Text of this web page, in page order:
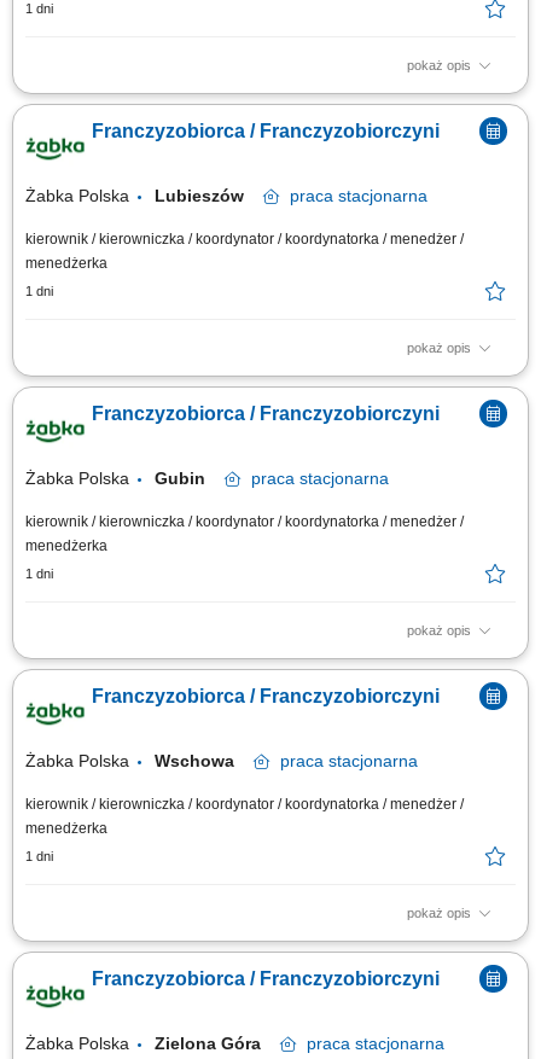
1 dni
pokaż opis
Główne zadania: Prowadzenie własnej działalności gospodarczej w
oparciu o sprawdzony model biznesowy. Dbanie o wysoką jakość obsługi.
Monitorowanie stanów magazynowych i zamówień. Dostosowywanie
asortymentu sklepu do potrzeb lokalnego rynku. Współpraca z centralą w
Franczyzobiorca / Franczyzobiorczyni
Żabka Polska Lubieszów praca stacjonarna
kierownik / kierowniczka / koordynator / koordynatorka / menedżer /
menedżerka
1 dni
pokaż opis
Główne zadania: Prowadzenie własnej działalności gospodarczej w
oparciu o sprawdzony model biznesowy. Dbanie o wysoką jakość obsługi.
Monitorowanie stanów magazynowych i zamówień. Dostosowywanie
asortymentu sklepu do potrzeb lokalnego rynku. Współpraca z centralą w
Franczyzobiorca / Franczyzobiorczyni
Żabka Polska Gubin praca stacjonarna
kierownik / kierowniczka / koordynator / koordynatorka / menedżer /
menedżerka
1 dni
pokaż opis
Główne zadania: Prowadzenie własnej działalności gospodarczej w
oparciu o sprawdzony model biznesowy. Dbanie o wysoką jakość obsługi.
Monitorowanie stanów magazynowych i zamówień. Dostosowywanie
asortymentu sklepu do potrzeb lokalnego rynku. Współpraca z centralą w
Franczyzobiorca / Franczyzobiorczyni
Żabka Polska Wschowa praca stacjonarna
kierownik / kierowniczka / koordynator / koordynatorka / menedżer /
menedżerka
1 dni
pokaż opis
Główne zadania: Prowadzenie własnej działalności gospodarczej w
oparciu o sprawdzony model biznesowy. Dbanie o wysoką jakość obsługi.
Monitorowanie stanów magazynowych i zamówień. Dostosowywanie
asortymentu sklepu do potrzeb lokalnego rynku. Współpraca z centralą w
Franczyzobiorca / Franczyzobiorczyni
Żabka Polska Zielona Góra praca stacjonarna